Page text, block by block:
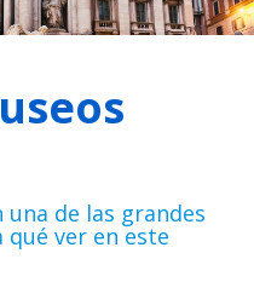
una de las grandes
qué ver en este